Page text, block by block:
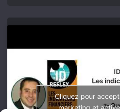
Cliquez pour
marketing et